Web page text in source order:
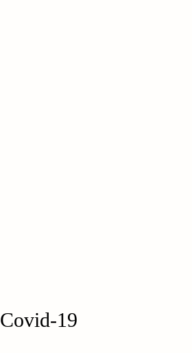
Covid-19